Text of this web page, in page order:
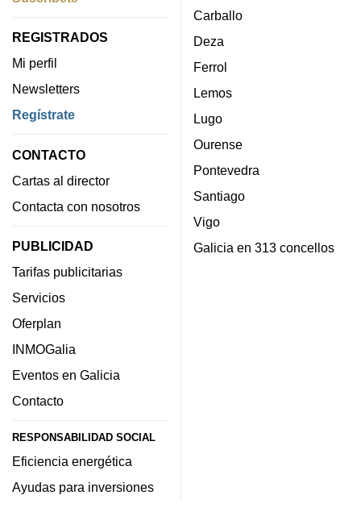
REGISTRADOS
Mi perfil
Newsletters
Regístrate
CONTACTO
Cartas al director
Contacta con nosotros
PUBLICIDAD
Tarifas publicitarias
Servicios
Oferplan
INMOGalia
Eventos en Galicia
Contacto
RESPONSABILIDAD SOCIAL
Eficiencia energética
Ayudas para inversiones
Carballo
Deza
Ferrol
Lemos
Lugo
Ourense
Pontevedra
Santiago
Vigo
Galicia en 313 concellos